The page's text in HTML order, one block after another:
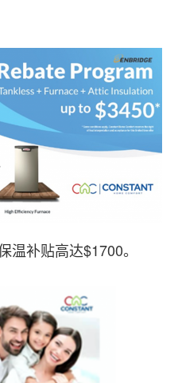
温补贴高达$1700。